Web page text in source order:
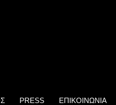
PRESS ΕΠΙΚΟΙΝΩΝΙΑ